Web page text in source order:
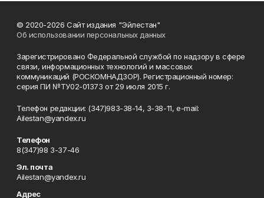
© 2020-2026 Сайт издания "Эйлестан"
Об использовании персональных данных
Зарегистрировано Федеральной службой по надзору в сфере
связи, информационных технологий и массовых
коммуникаций (РОСКОМНАДЗОР). Регистрационный номер:
серия ПИ №ТУ02-01373 от 29 июля 2015 г.
Телефон редакции: (347)983-38-14, 3-38-11, e-mail:
Ailestan@yandex.ru
Телефон
8(347)98 3-37-46
Эл. почта
Ailestan@yandex.ru
Адрес